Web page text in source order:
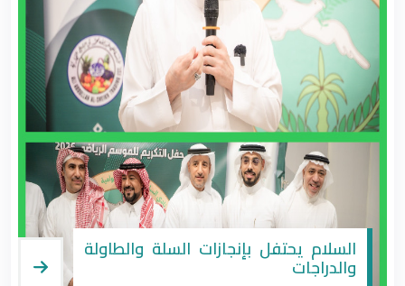
السلام يحتفل بإنجازات السلة والطاولة
والدراجات